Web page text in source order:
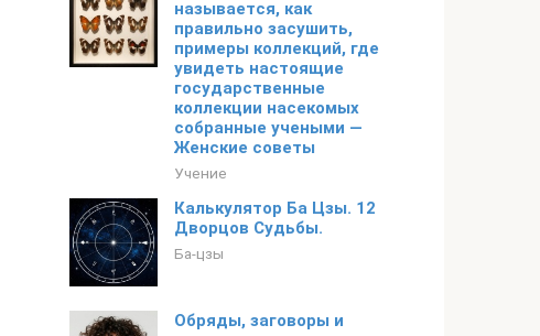
называется, как
правильно засушить,
примеры коллекций, где
увидеть настоящие
государственные
коллекции насекомых
собранные учеными —
Женские советы
Учение
Калькулятор Ба Цзы. 12
Дворцов Судьбы.
Ба-цзы
Обряды, заговоры и